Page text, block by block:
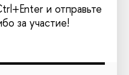
и отправьте
за участие!